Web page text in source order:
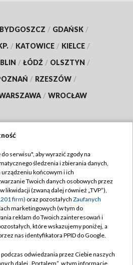
BYDGOSZCZ / GDAŃSK /
/ KATOWICE / KIELCE /
/ ŁÓDŹ / OLSZTYN /
/ RZESZÓW /
/ WROCŁAW
TVP
TVP
prywatności
Moje zgody
Pomoc
serwisu", aby wyrazić zgody na
śledzenia i zbierania danych,
końcowym i ich
Twoich danych osobowych przez
likwidacji (zwaną dalej również „TVP”),
firm) oraz pozostałych Zaufanych
marketingowych (w tym do
reklam do Twoich zainteresowań i
które wskazujemy poniżej, a
nas identyfikatora PPID do Google.
odwiedzania przez Ciebie naszych
dalej „Portalem”, w tym informacje